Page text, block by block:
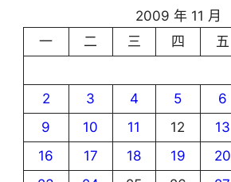
2009 年 11 月
一
二 三 四 五
2
3 4 5 6
9
10 11 12 13
16
17 18 19 20